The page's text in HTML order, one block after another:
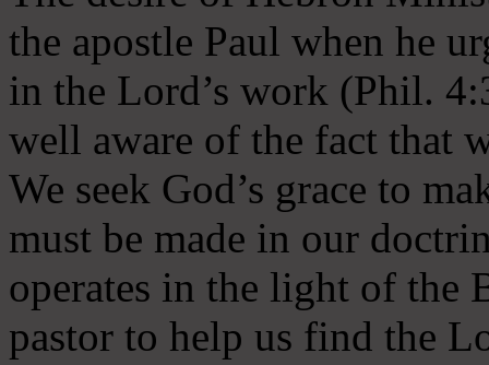
the apostle Paul when he
in the Lord’s work (Phil.
well aware of the fact that
We seek God’s grace to
must be made in our
operates in the light of the
pastor to help us find the